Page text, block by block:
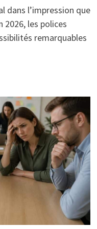
dans l’impression que
2026, les polices
remarquables